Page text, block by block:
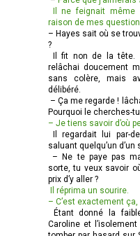
Il ne feignait même
raison de mes
– Hayes sait où se
?
Il fit non de la tête.
relâchai doucement
sans colère, mais
délibéré.
– Ça me regarde !
Pourquoi le cherches-tu
– Je tiens savoir d’où
Il regardait lui par-
saluant quelqu’un
– Ne te paye pas
sorte, tu veux savoir
prix d’y aller ?
Il réprima un sourire.
– C’est exactement ça,
Étant donné la
Caroline et